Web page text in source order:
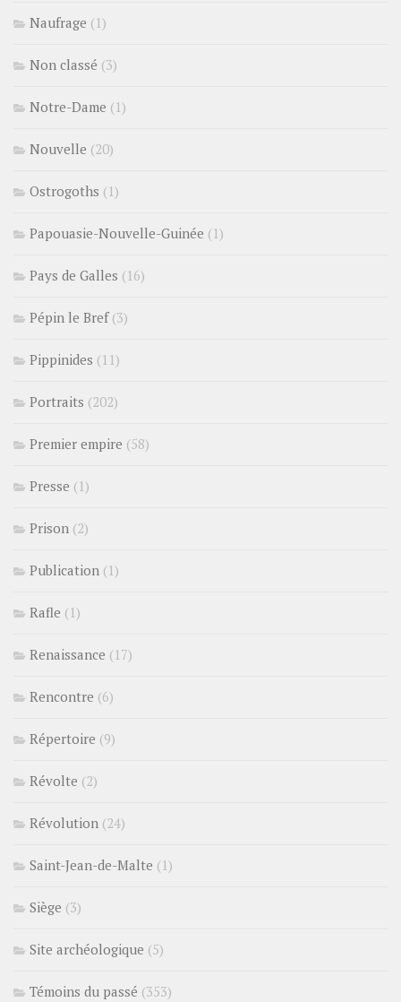
Naufrage (1)
Non classé (3)
Notre-Dame (1)
Nouvelle (20)
Ostrogoths (1)
Papouasie-Nouvelle-Guinée (1)
Pays de Galles (16)
Pépin le Bref(3)
Pippinides (11)
Portraits (202)
Premier empire (58)
Presse (1)
Prison (2)
Publication (1)
Rafle (1)
Renaissance (17)
Rencontre (6)
Répertoire (9)
Révolte (2)
Révolution (24)
Saint-Jean-de-Malte (1)
Siège (3)
Site archéologique (5)
Témoins du passé (353)